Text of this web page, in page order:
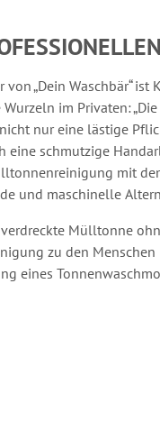
„Dein Waschbär“
im Privaten:
nur eine lästige
schmutzige
mit
und maschinelle
Mülltonne
zu den
eines